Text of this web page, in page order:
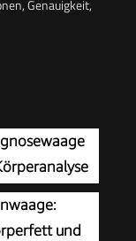
Genauigkeit,
extra
bis 200 kg
und